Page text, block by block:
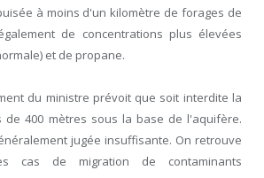
à moins d'un kilomètre de forages de
de concentrations plus élevées
et de propane.
du ministre prévoit que soit interdite la
de 400 mètres sous la base de l'aquifère.
jugée insuffisante. On retrouve
cas de migration de contaminants